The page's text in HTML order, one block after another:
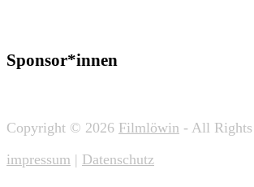
Sponsor*innen
Copyright © 2026 Filmlöwin - All Rights
impressum | Datenschutz